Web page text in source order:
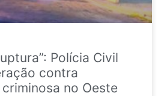
Polícia Civil
contra
no Oeste